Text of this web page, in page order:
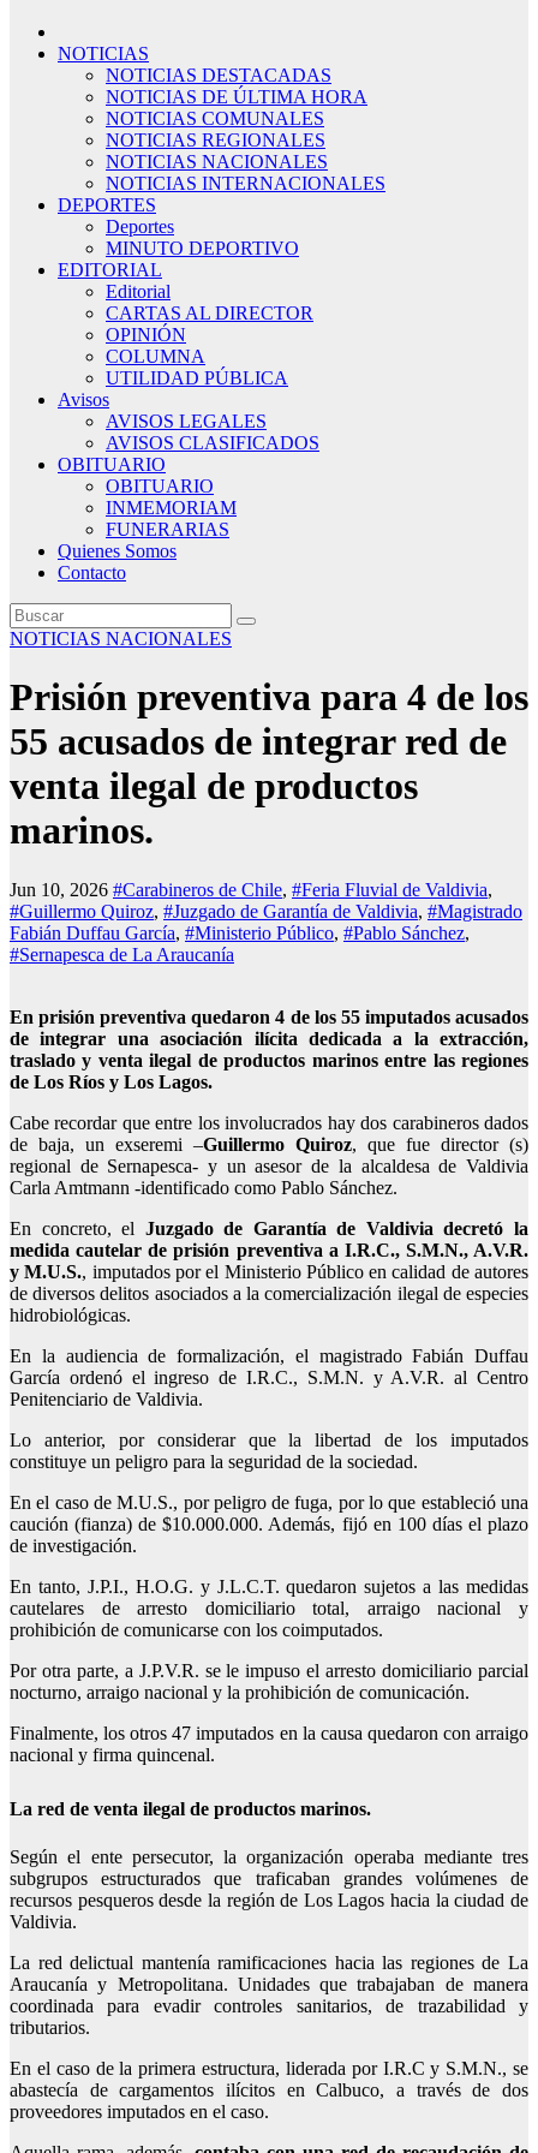
NOTICIAS
NOTICIAS DESTACADAS
NOTICIAS DE ÚLTIMA HORA
NOTICIAS COMUNALES
NOTICIAS REGIONALES
NOTICIAS NACIONALES
NOTICIAS INTERNACIONALES
DEPORTES
Deportes
MINUTO DEPORTIVO
EDITORIAL
Editorial
CARTAS AL DIRECTOR
OPINIÓN
COLUMNA
UTILIDAD PÚBLICA
Avisos
AVISOS LEGALES
AVISOS CLASIFICADOS
OBITUARIO
OBITUARIO
INMEMORIAM
FUNERARIAS
Quienes Somos
Contacto
NOTICIAS NACIONALES
Prisión preventiva para 4 de los
55 acusados de integrar red de
venta ilegal de productos
marinos.
Jun 10, 2026 #Carabineros de Chile, #Feria Fluvial de Valdivia,
#Guillermo Quiroz, #Juzgado de Garantía de Valdivia, #Magistrado
Fabián Duffau García, #Ministerio Público, #Pablo Sánchez,
#Sernapesca de La Araucanía
En prisión preventiva quedaron 4 de los 55 imputados acusados
de integrar una asociación ilícita dedicada a la extracción,
traslado y venta ilegal de productos marinosentre las regiones
de Los Ríos y Los Lagos.
Cabe recordar que entre los involucrados hay dos carabineros dados
de baja, un exseremi –Guillermo Quiroz, que fue director (s)
regional de Sernapesca- y un asesor de la alcaldesa de Valdivia
Carla Amtmann -identificado como Pablo Sánchez.
En concreto, el Juzgado de Garantía de Valdivia decretó la
medida cautelar de prisión preventiva a I.R.C., S.M.N., A.V.R.
y M.U.S., imputados por el Ministerio Público en calidad de autores
de diversos delitos asociados a la comercialización ilegal de especies
hidrobiológicas.
En la audiencia de formalización, el magistrado Fabián Duffau
García ordenó el ingreso de I.R.C., S.M.N. y A.V.R. al Centro
Penitenciario de Valdivia.
Lo anterior, por considerar que la libertad de los imputados
constituye un peligro para la seguridad de la sociedad.
En el caso de M.U.S., por peligro de fuga, por lo que estableció una
caución (fianza) de $10.000.000. Además, fijó en 100 días el plazo
de investigación.
En tanto, J.P.I., H.O.G. y J.L.C.T. quedaron sujetos a las medidas
cautelares de arresto domiciliario total, arraigo nacional y
prohibición de comunicarse con los coimputados.
Por otra parte, a J.P.V.R. se le impuso el arresto domiciliario parcial
nocturno, arraigo nacional y la prohibición de comunicación.
Finalmente, los otros 47 imputados en la causa quedaron con arraigo
nacional y firma quincenal.
La red de venta ilegal de productos marinos.
Según el ente persecutor, la organización operaba mediante tres
subgrupos estructurados que traficaban grandes volúmenes de
recursos pesqueros desde la región de Los Lagos hacia la ciudad de
Valdivia.
La red delictual mantenía ramificaciones hacia las regiones de La
Araucanía y Metropolitana. Unidades que trabajaban de manera
coordinada para evadir controles sanitarios, de trazabilidad y
tributarios.
En el caso de la primera estructura, liderada por I.R.C y S.M.N., se
abastecía de cargamentos ilícitos en Calbuco, a través de dos
proveedores imputados en el caso.